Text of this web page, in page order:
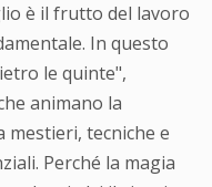
è il frutto del lavoro
In questo
le quinte",
animano la
mestieri, tecniche e
Perché la magia